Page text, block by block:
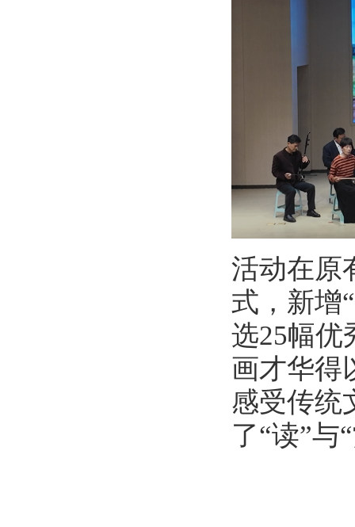
活动在原
式，新增
选25幅优
画才华得
感受传统
了“读”与